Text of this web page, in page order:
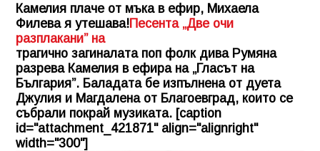
Камелия плаче от мъка в ефир, Михаела
Филева я утешава!Песента „Две очи
разплакани” на
трагично загиналата поп фолк дива Румяна
разрева Камелия в ефира на „Гласът на
България”. Баладата бе изпълнена от дуета
Джулия и Магдалена от Благоевград, които се
събрали покрай музиката. [caption
id="attachment_421871" align="alignright"
width="300"]